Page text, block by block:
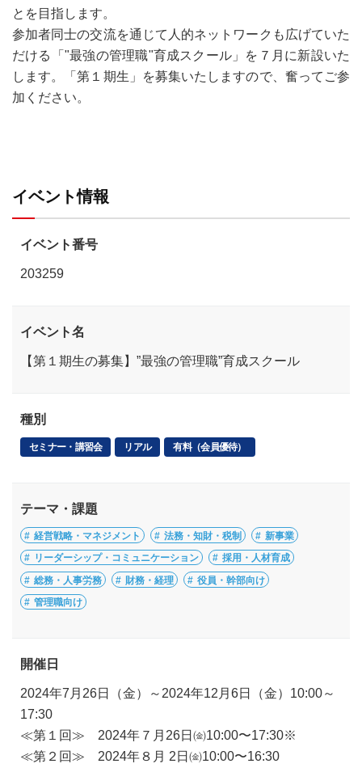
とを目指します。
参加者同士の交流を通じて人的ネットワークも広げていた
だける「"最強の管理職"育成スクール」を７月に新設いた
します。「第１期生」を募集いたしますので、奮ってご参
加ください。
イベント情報
イベント番号
203259
イベント名
【第１期生の募集】”最強の管理職”育成スクール
種別
セミナー・講習会 リアル 有料（会員優待）
テーマ・課題
経営戦略・マネジメント 法務・知財・税制 新事業
リーダーシップ・コミュニケーション 採用・人材育成
総務・人事労務 財務・経理 役員・幹部向け
管理職向け
開催日
2024年7月26日（金）～2024年12月6日（金）10:00～
17:30
≪第１回≫ 2024年７月26日㈮10:00〜17:30※
≪第２回≫ 2024年８月 2日㈮10:00〜16:30